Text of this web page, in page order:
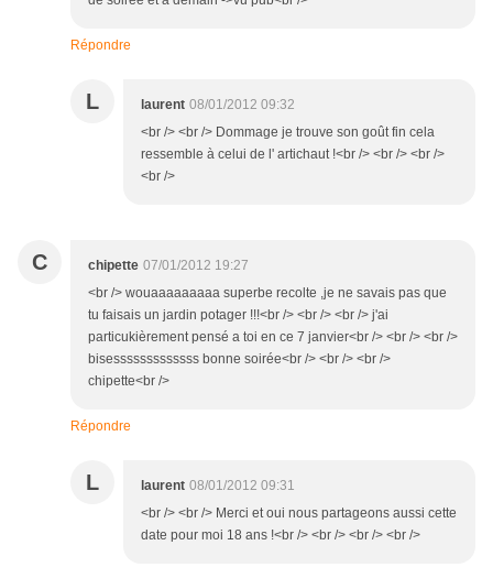
Répondre
L laurent 08/01/2012 09:32
<br /> <br /> Dommage je trouve son goût fin cela
ressemble à celui de l' artichaut !<br /> <br /> <br />
<br />
C chipette 07/01/2012 19:27
<br /> wouaaaaaaaaa superbe recolte ,je ne savais pas que
tu faisais un jardin potager !!!<br /> <br /> <br /> j'ai
particukièrement pensé a toi en ce 7 janvier<br /> <br /> <br />
bisesssssssssssss bonne soirée<br /> <br /> <br />
chipette<br />
Répondre
L laurent 08/01/2012 09:31
<br /> <br /> Merci et oui nous partageons aussi cette
date pour moi 18 ans !<br /> <br /> <br /> <br />